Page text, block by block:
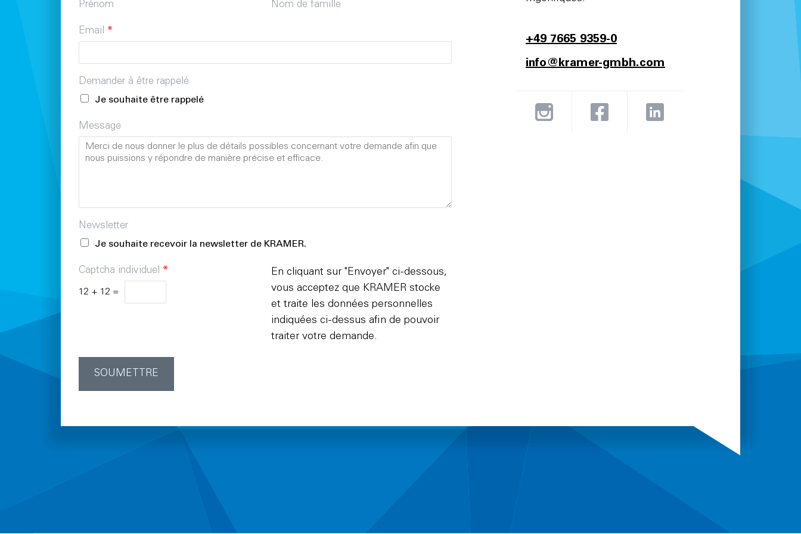
Prénom Nom de famille
Email *
Demander à être rappelé
Je souhaite être rappelé
Message
Newsletter
Je souhaite recevoir la newsletter de KRAMER.
Captcha individuel *
12 + 12 =
En cliquant sur "Envoyer" ci-dessous,
vous acceptez que KRAMER stocke
et traite les données personnelles
indiquées ci-dessus afin de pouvoir
traiter votre demande.
SOUMETTRE
+49 7665 9359-0
info@kramer-gmbh.com